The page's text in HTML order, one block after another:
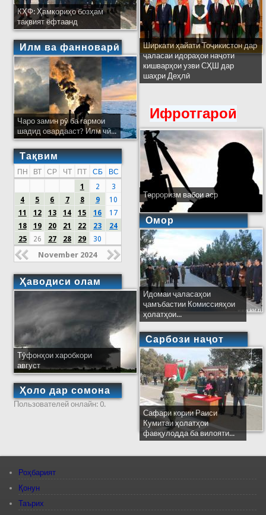
КҲФ: Ҳамкориҳо бозҳам
тақвият ёфтаанд
Илм ва фанноварӣ
Чаро замин рӯ ба гармои
шадид овардааст? Илм чӣ...
Тақвим
ПН ВТ СР ЧТ ПТ СБ
ВС
1
2
3
4
5 6 7 8 9
10
11
12 13 14 15 16
17
18
19 20 21 22 23
24
25
26 27 28 29 30
November 2024
Ҳаводиси олам
Тӯфонҳои харобкори
август
Ҳоло дар сомона
Пользователей онлайн: 0.
Ширкати ҳайати Тоҷикистон дар
ҷаласаи идораҳои наҷоти
кишварҳои узви СҲШ дар
шаҳри Деҳлӣ
Ифротгароӣ
Терроризм вабои аср
Омор
Идомаи ҷаласаҳои
ҷамъбастии Комиссияҳои
ҳолатҳои...
Сарбози наҷот
Сафари кории Раиси
Кумитаи ҳолатҳои
фавқулодда ба вилояти...
Роҳбарият
Қонун
Таърих